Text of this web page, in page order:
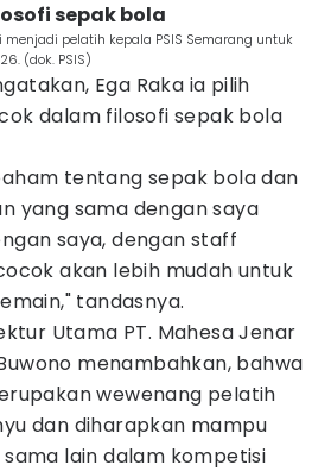
sepak bola
pelatih kepala PSIS Semarang untuk
(dok. PSIS)
Ega Raka ia pilih
dalam filosofi sepak bola
tentang sepak bola dan
yang sama dengan saya
saya, dengan staff
akan lebih mudah untuk
tandasnya.
Utama PT. Mahesa Jenar
menambahkan, bahwa
wewenang pelatih
dan diharapkan mampu
lain dalam kompetisi